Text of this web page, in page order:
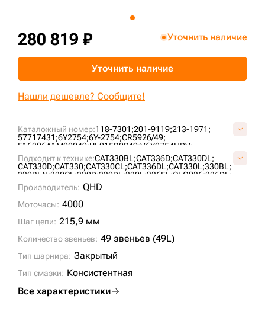
Каталожный номер:118-7301;201-9119;213-1971;
57717431;6Y2754;6Y-2754;CR5926/49;
E16306A1M00049;UL215B0P49;V6Y2754HDV;
VF16300049;
Подходит к технике:CAT330BL;CAT336D;CAT330DL;
CAT330D;CAT330;CAT330CL;CAT336DL;CAT330L;330BL;
330BLN;330CL;330D;330DL;330L;336EL;CLG936;336DL;
Производитель: QHD
Моточасы: 4000
Шаг цепи: 215,9 мм
Количество звеньев: 49 звеньев (49L)
Тип шарнира: Закрытый
Тип смазки: Консистентная
Все характеристики
280 819 ₽ Уточнить наличие
Уточнить наличие
Нашли дешевле? Сообщите!